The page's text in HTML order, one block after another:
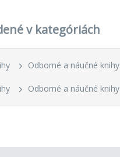
v kategóriách
Odborné a náučné knihy
Odborné a náučné knihy